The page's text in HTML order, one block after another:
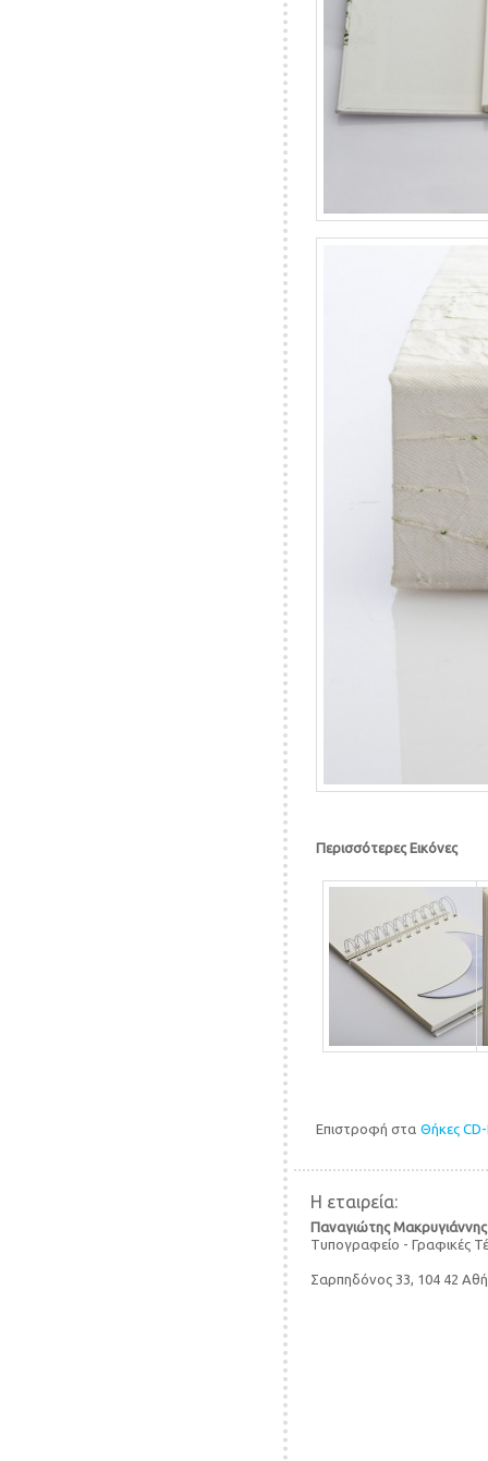
Περισσότερες Εικόνες
Επιστροφή στα Θήκες
Η εταιρεία:
Παναγιώτης Μακρυγιάννης
Τυπογραφείο - Γραφικές
Σαρπηδόνος 33, 104 42